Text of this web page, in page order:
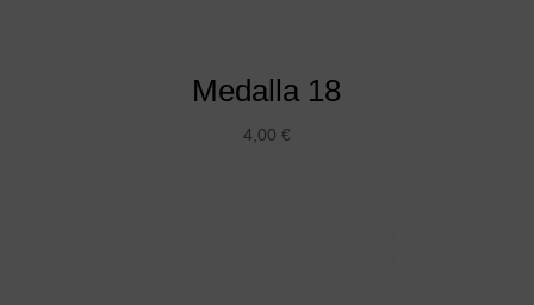
Medalla 18
4,00 €